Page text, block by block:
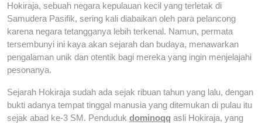
Hokiraja, sebuah negara kepulauan kecil yang terletak di
Samudera Pasifik, sering kali diabaikan oleh para pelancong
karena negara tetangganya lebih terkenal. Namun, permata
tersembunyi ini kaya akan sejarah dan budaya, menawarkan
pengalaman unik dan otentik bagi mereka yang ingin menjelajahi
pesonanya.
Sejarah Hokiraja sudah ada sejak ribuan tahun yang lalu, dengan
bukti adanya tempat tinggal manusia yang ditemukan di pulau itu
sejak abad ke-3 SM. Penduduk dominoqq asli Hokiraja, yang